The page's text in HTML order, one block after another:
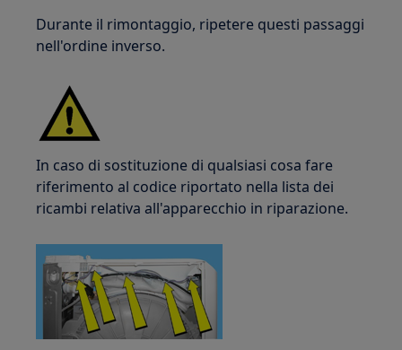
Durante il rimontaggio, ripetere questi passaggi
nell'ordine inverso.
In caso di sostituzione di qualsiasi cosa fare
riferimento al codice riportato nella lista dei
ricambi relativa all'apparecchio in riparazione.